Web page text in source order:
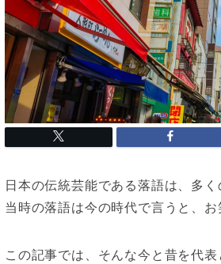
日本の伝統芸能である落語は、多
当時の落語は今の時代で言うと、
この記事では、そんな今と昔を代